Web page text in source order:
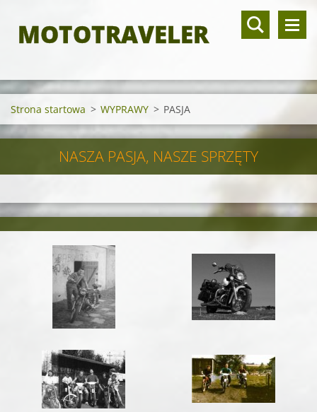
MOTOTRAVELER
Strona startowa > WYPRAWY > PASJA
NASZA PASJA, NASZE SPRZĘTY